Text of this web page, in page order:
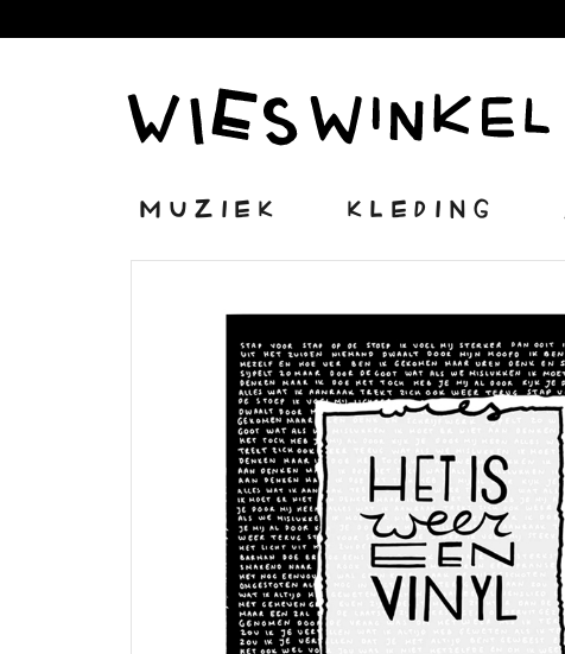
MUZIEK KLEDING